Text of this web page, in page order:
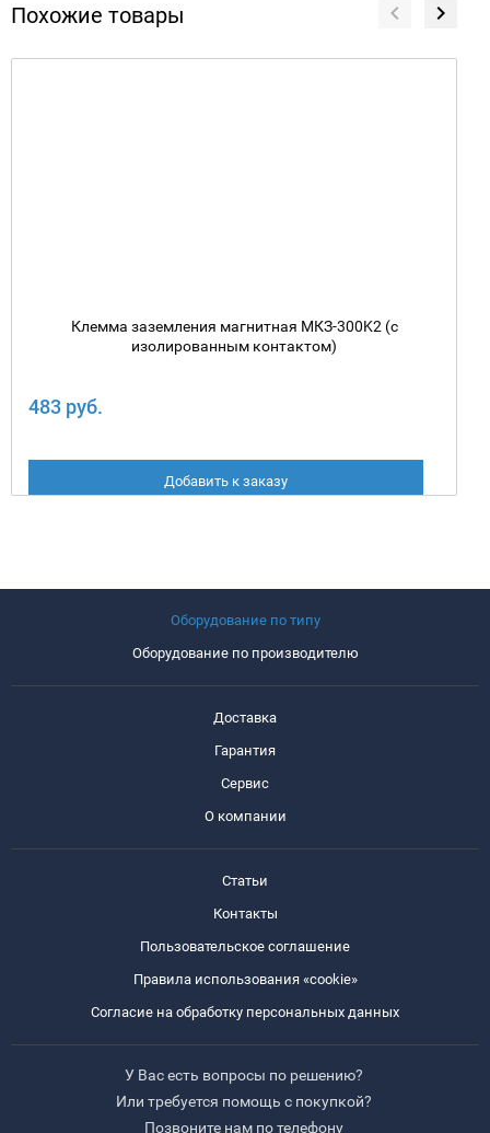
Похожие товары
Клемма заземления магнитная МКЗ-300K2 (с
изолированным контактом)
483 руб.
Добавить к заказу
Оборудование по типу
Оборудование по производителю
Доставка
Гарантия
Сервис
О компании
Статьи
Контакты
Пользовательское соглашение
Правила использования «cookie»
Согласие на обработку персональных данных
У Вас есть вопросы по решению?
Или требуется помощь с покупкой?
Позвоните нам по телефону